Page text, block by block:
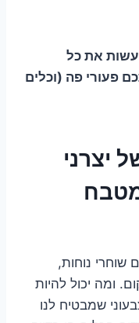
את כל
פעורי פה (וכלים
של יצרני
נוחות,
ומה יכול להיות
שמבטיח לנו